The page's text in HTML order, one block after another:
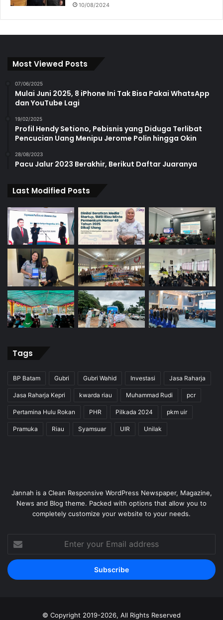
10/08/2024
Most Viewed Posts
07/06/2025
Mulai Juni 2025, 8 iPhone Ini Tak Bisa Pakai WhatsApp
dan YouTube Lagi
19/02/2025
Profil Hendy Setiono, Pebisnis yang Diduga Terlibat
Pencucian Uang Menipu Jerome Polin hingga Okin
28/08/2023
Pacu Jalur 2023 Berakhir, Berikut Daftar Juaranya
Last Modified Posts
Tags
BP Batam Gubri Gubri Wahid Investasi Jasa Raharja
Jasa Raharja Kepri kwarda riau Muhammad Rudi pcr
Pertamina Hulu Rokan PHR Pilkada 2024 pkm uir
Pramuka Riau Syamsuar UIR Unilak
Jannah is a Clean Responsive WordPress Newspaper, Magazine,
News and Blog theme. Packed with options that allow you to
completely customize your website to your needs.
your
Email
address
© Copyright 2019-2026, All Rights Reserved